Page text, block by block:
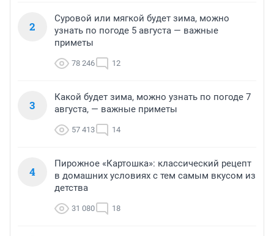
2
Суровой или мягкой будет зима, можно
узнать по погоде 5 августа — важные
приметы
78 246 12
3
Какой будет зима, можно узнать по погоде 7
августа, — важные приметы
57 413 14
4
Пирожное «Картошка»: классический рецепт
в домашних условиях с тем самым вкусом из
детства
31 080 18